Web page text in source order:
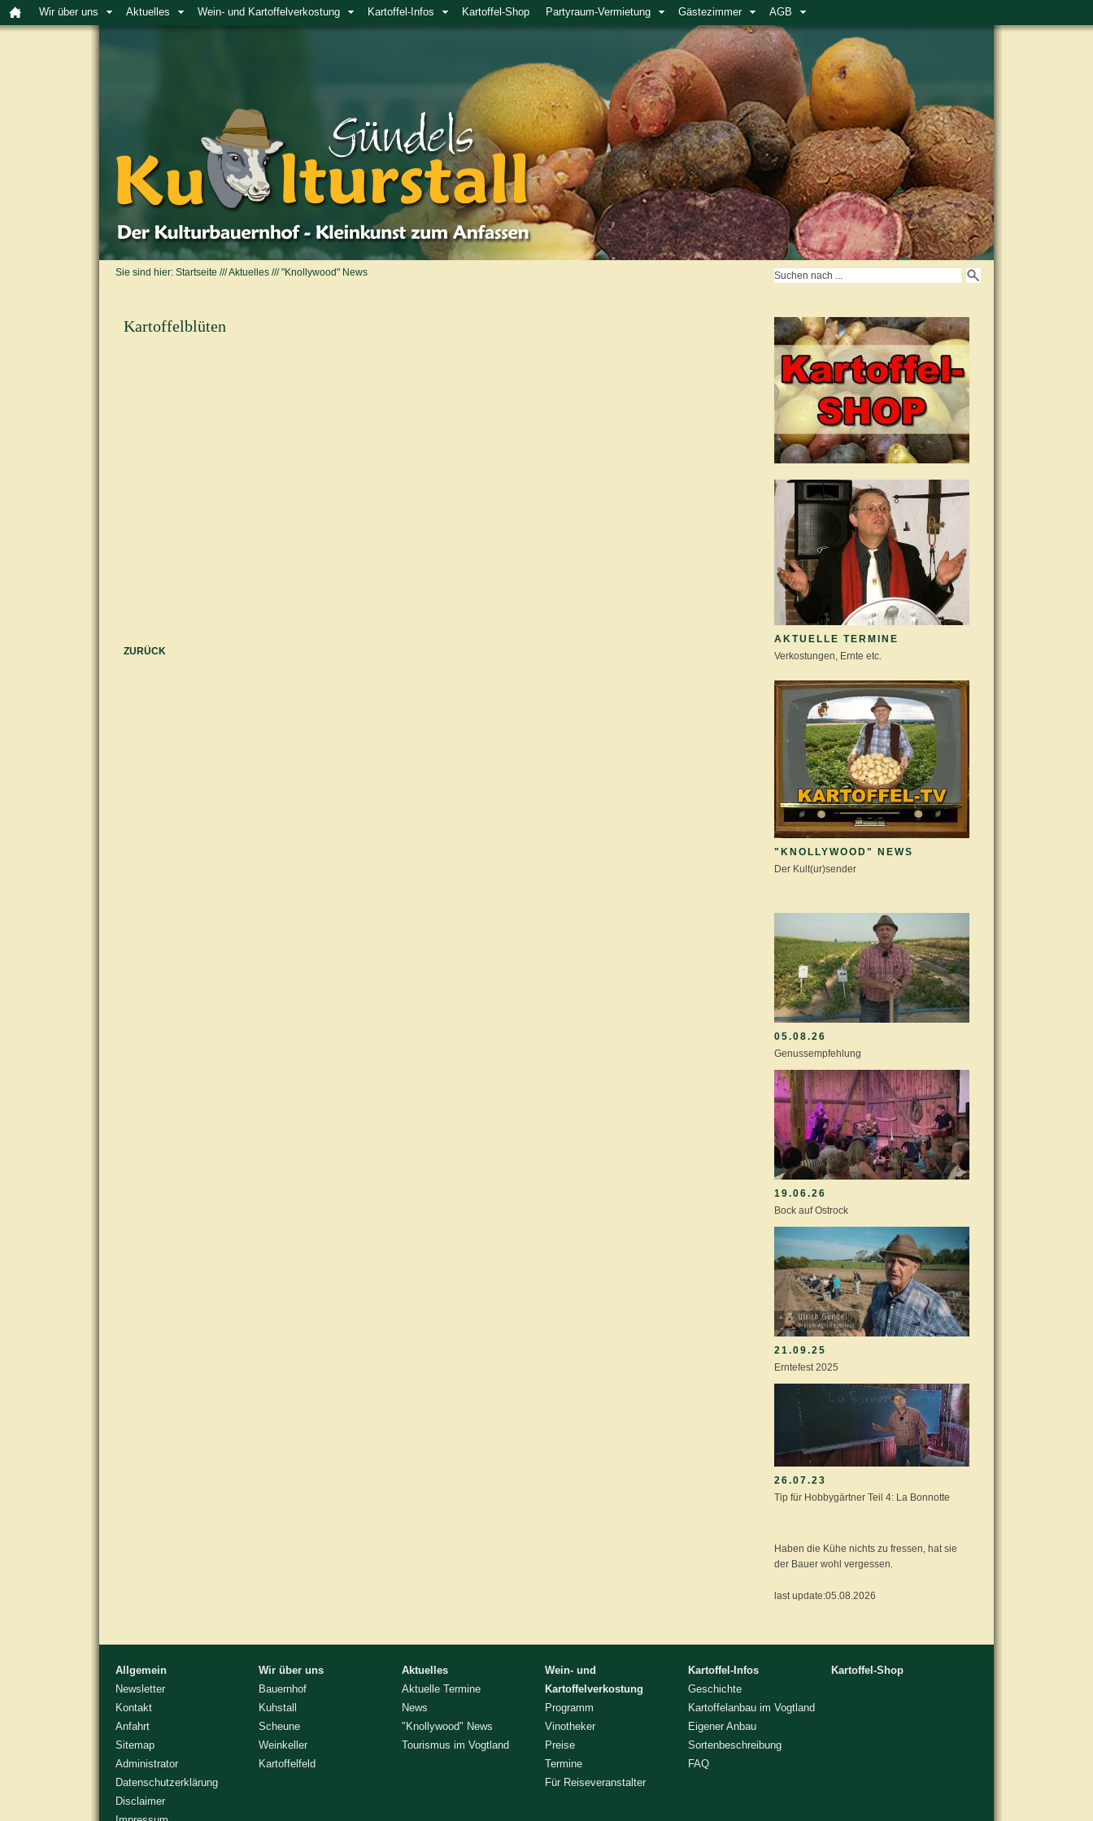
Wir über uns Aktuelles Wein- und Kartoffelverkostung Kartoffel-Infos Kartoffel-Shop Partyraum-Vermietung Gästezimmer AGB
Sie sind hier: Startseite ///Aktuelles ///"Knollywood" News
Kartoffelblüten
ZURÜCK
AKTUELLE TERMINE
Verkostungen, Ernte etc.
"KNOLLYWOOD" NEWS
Der Kult(ur)sender
05.08.26
Genussempfehlung
19.06.26
Bock auf Ostrock
21.09.25
Erntefest 2025
26.07.23
Tip für Hobbygärtner Teil 4: La Bonnotte
Haben die Kühe nichts zu fressen, hat sie
der Bauer wohl vergessen.
last update:05.08.2026
Allgemein
Newsletter
Kontakt
Anfahrt
Sitemap
Administrator
Datenschutzerklärung
Disclaimer
Wir über uns
Bauernhof
Kuhstall
Scheune
Weinkeller
Kartoffelfeld
Aktuelles
Aktuelle Termine
News
"Knollywood" News
Tourismus im Vogtland
Wein- und
Kartoffelverkostung
Programm
Vinotheker
Preise
Termine
Für Reiseveranstalter
Kartoffel-Infos
Geschichte
Kartoffelanbau im Vogtland
Eigener Anbau
Sortenbeschreibung
FAQ
Kartoffel-Shop